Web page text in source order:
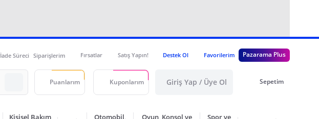
İade Süreci Siparişlerim Fırsatlar Satış Yapın! Destek Ol Favorilerim Pazarama Plus
Puanlarım Kuponlarım Giriş Yap / Üye Ol Sepetim
Kişisel Bakım
Otomobil,
Oyun, Konsol ve
Spor ve